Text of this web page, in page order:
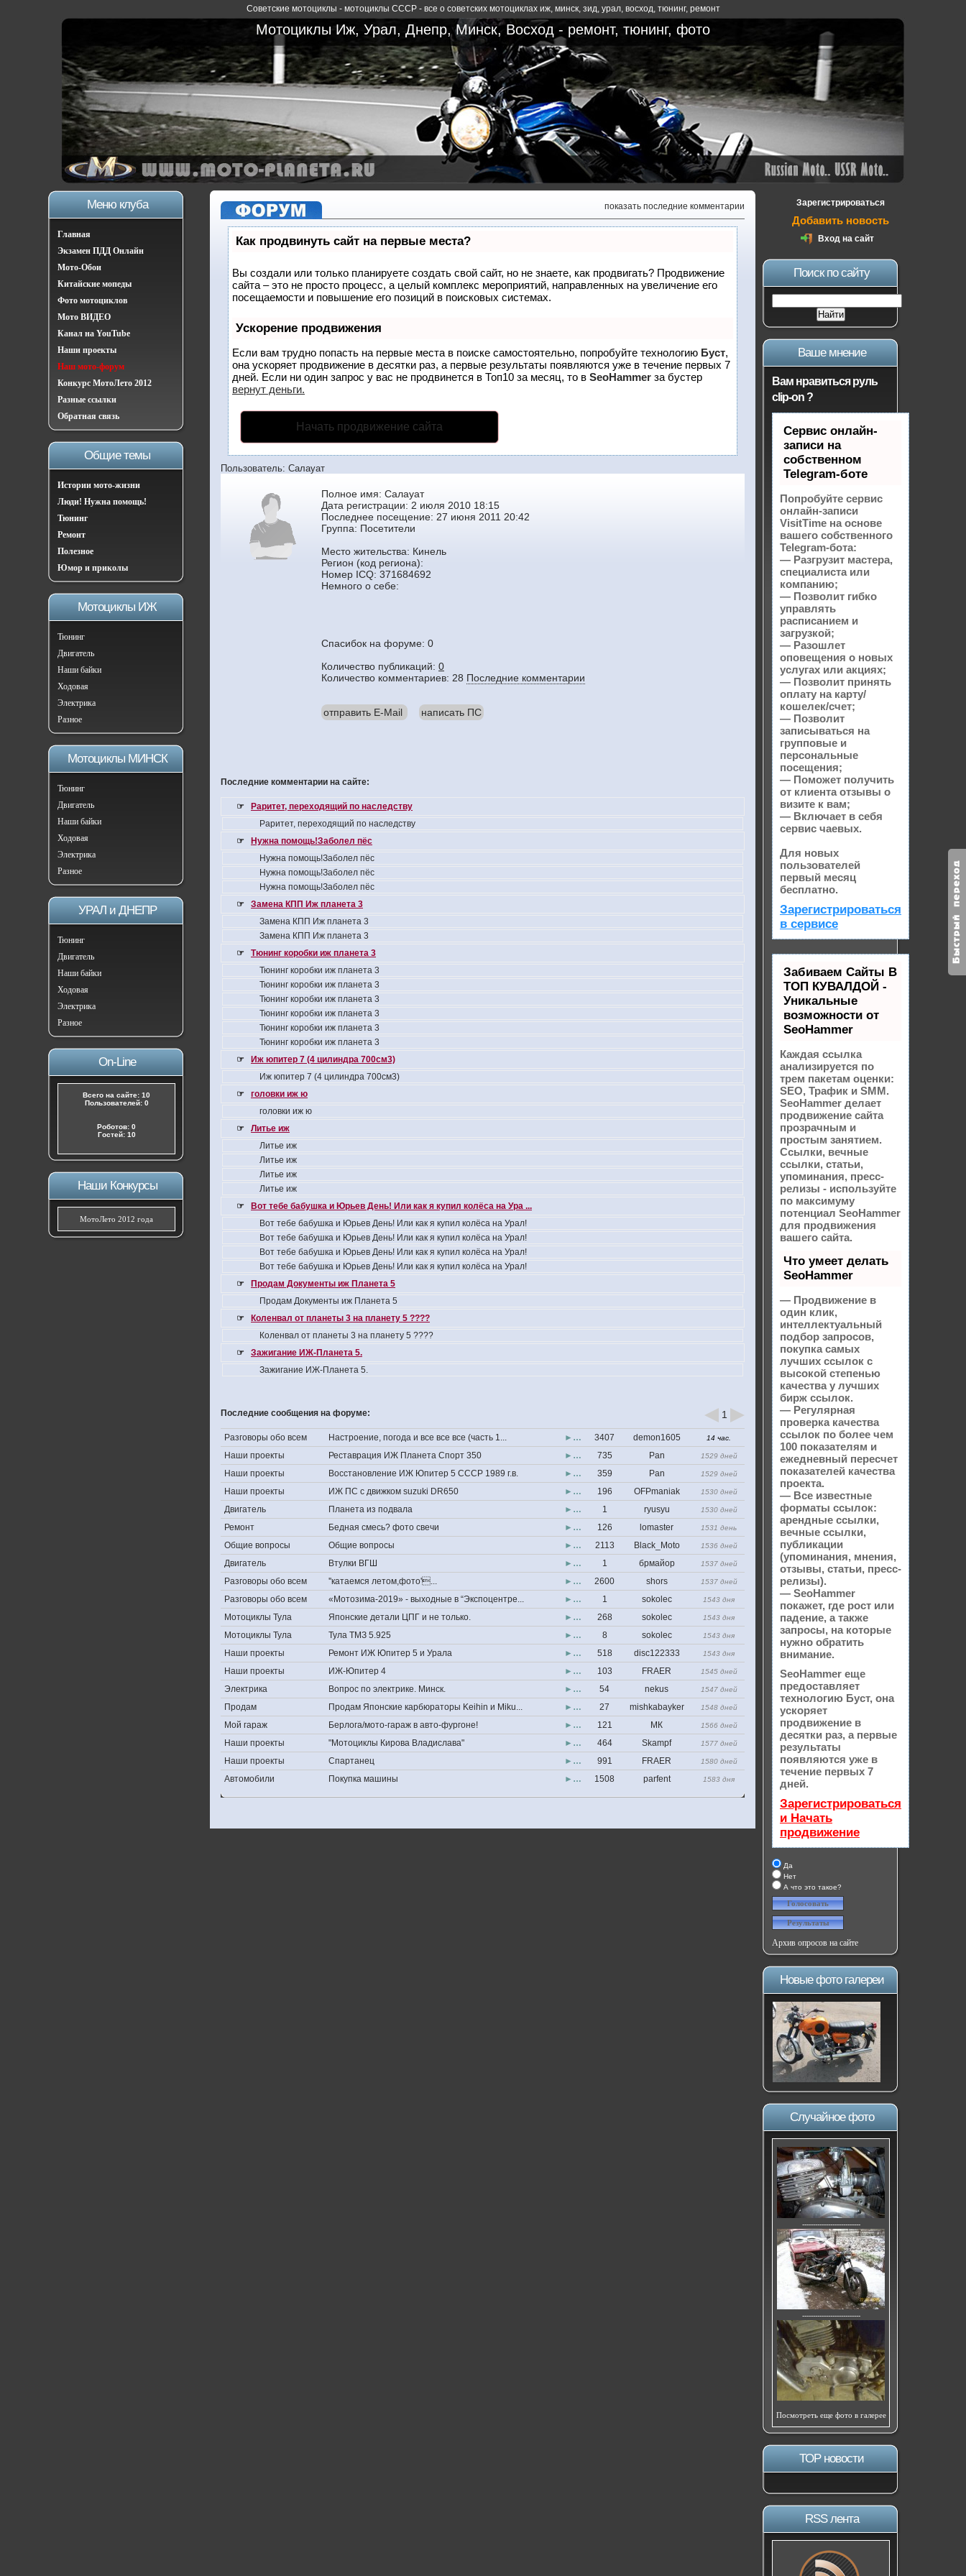
Советские мотоциклы - мотоциклы СССР - все о советских мотоциклах иж, минск, зид, урал, восход,тюнинг,ремонт
Мотоциклы Иж, Урал, Днепр, Минск, Восход - ремонт, тюнинг, фото
Меню клуба
Главная
Экзамен ПДД Онлайн
Мото-Обои
Китайские мопеды
Фото мотоциклов
Мото ВИДЕО
Канал на YouTube
Наши проекты
Наш мото-форум
Конкурс МотоЛето 2012
Разные ссылки
Обратная связь
Общие темы
Истории мото-жизни
Люди! Нужна помощь!
Тюнинг
Ремонт
Полезное
Юмор и приколы
Мотоциклы ИЖ
Тюнинг
Двигатель
Наши байки
Ходовая
Электрика
Разное
Мотоциклы МИНСК
Тюнинг
Двигатель
Наши байки
Ходовая
Электрика
Разное
УРАЛ и ДНЕПР
Тюнинг
Двигатель
Наши байки
Ходовая
Электрика
Разное
On-Line
Всего на сайте: 10
Пользователей: 0
Роботов: 0
Гостей: 10
Наши Конкурсы
МотоЛето 2012 года
показать последние комментарии
Как продвинуть сайт на первые места?
Вы создали или только планируете создать свой сайт, но не знаете, как продвигать? Продвижение
сайта – это не просто процесс, а целый комплекс мероприятий, направленных на увеличение его
посещаемости и повышение его позиций в поисковых системах.
Ускорение продвижения
Если вам трудно попасть на первые места в поиске самостоятельно, попробуйте технологию Буст,
она ускоряет продвижение в десятки раз, а первые результаты появляются уже в течение первых 7
дней. Если ни один запрос у вас не продвинется в Топ10 за месяц, то в SeoHammer за бустер
вернут деньги.
Начать продвижение сайта
Пользователь: Салауат
Полное имя: Салауат
Дата регистрации: 2 июля 2010 18:15
Последнее посещение: 27 июня 2011 20:42
Группа: Посетители
Место жительства: Кинель
Регион (код региона):
Номер ICQ: 371684692
Немного о себе:
Спасибок на форуме: 0
Количество публикаций: 0
Количество комментариев: 28 Последние комментарии
отправить E-Mail написать ПС
Последние комментарии на сайте:
☞
Раритет, переходящий по наследству
Раритет, переходящий по наследству
☞
Нужна помощь!Заболел пёс
Нужна помощь!Заболел пёс
Нужна помощь!Заболел пёс
Нужна помощь!Заболел пёс
☞
Замена КПП Иж планета 3
Замена КПП Иж планета 3
Замена КПП Иж планета 3
☞
Тюнинг коробки иж планета 3
Тюнинг коробки иж планета 3
Тюнинг коробки иж планета 3
Тюнинг коробки иж планета 3
Тюнинг коробки иж планета 3
Тюнинг коробки иж планета 3
Тюнинг коробки иж планета 3
☞
Иж юпитер 7 (4 цилиндра 700см3)
Иж юпитер 7 (4 цилиндра 700см3)
☞
головки иж ю
головки иж ю
☞
Литье иж
Литье иж
Литье иж
Литье иж
Литье иж
☞
Вот тебе бабушка и Юрьев День! Или как я купил колёса на Ура ...
Вот тебе бабушка и Юрьев День! Или как я купил колёса на Урал!
Вот тебе бабушка и Юрьев День! Или как я купил колёса на Урал!
Вот тебе бабушка и Юрьев День! Или как я купил колёса на Урал!
Вот тебе бабушка и Юрьев День! Или как я купил колёса на Урал!
☞
Продам Документы иж Планета 5
Продам Документы иж Планета 5
☞
Коленвал от планеты 3 на планету 5 ????
Коленвал от планеты 3 на планету 5 ????
☞
Зажигание ИЖ-Планета 5.
Зажигание ИЖ-Планета 5.
Последние сообщения на форуме: 1
Разговоры обо всем Настроение, погода и все все все (часть 1... ►… 3407 demon1605 14 час.
Наши проекты Реставрация ИЖ Планета Спорт 350 ►… 735 Pan 1529 дней
Наши проекты Восстановление ИЖ Юпитер 5 СССР 1989 г.в. ►… 359 Pan 1529 дней
Наши проекты ИЖ ПС с движком suzuki DR650 ►… 196 OFPmaniak 1530 дней
Двигатель Планета из подвала ►… 1 ryusyu 1530 дней
Ремонт Бедная смесь? фото свечи ►… 126 lomaster 1531 день
Общие вопросы Общие вопросы ►… 2113 Black_Moto 1536 дней
Двигатель Втулки ВГШ ►… 1 брмайор 1537 дней
Разговоры обо всем ''катаемся летом,фото'... ►… 2600 shors 1537 дней
Разговоры обо всем «Мотозима-2019» - выходные в “Экспоцентре... ►… 1 sokolec 1543 дня
Мотоциклы Тула Японские детали ЦПГ и не только. ►… 268 sokolec 1543 дня
Мотоциклы Тула Тула ТМЗ 5.925 ►… 8 sokolec 1543 дня
Наши проекты Ремонт ИЖ Юпитер 5 и Урала ►… 518 disc122333 1543 дня
Наши проекты ИЖ-Юпитер 4 ►… 103 FRAER 1545 дней
Электрика Вопрос по электрике. Минск. ►… 54 nekus 1547 дней
Продам Продам Японские карбюраторы Keihin и Miku... ►… 27 mishkabayker 1548 дней
Мой гараж Берлога/мото-гараж в авто-фургоне! ►… 121 МК 1566 дней
Наши проекты "Мотоциклы Кирова Владислава" ►… 464 Skampf 1577 дней
Наши проекты Спартанец ►… 991 FRAER 1580 дней
Автомобили Покупка машины ►… 1508 parfent 1583 дня
Зарегистрироваться
Добавить новость
Вход на сайт
Поиск по сайту
Ваше мнение
Вам нравиться руль
clip-on ?
Сервис онлайн-
записи на
собственном
Telegram-боте
Попробуйте сервис
онлайн-записи
VisitTime на основе
вашего собственного
Telegram-бота:
— Разгрузит мастера,
специалиста или
компанию;
— Позволит гибко
управлять
расписанием и
загрузкой;
— Разошлет
оповещения о новых
услугах или акциях;
— Позволит принять
оплату на карту/
кошелек/счет;
— Позволит
записываться на
групповые и
персональные
посещения;
— Поможет получить
от клиента отзывы о
визите к вам;
— Включает в себя
сервис чаевых.
Для новых
пользователей
первый месяц
бесплатно.
Зарегистрироваться
в сервисе
Забиваем Сайты В
ТОП КУВАЛДОЙ -
Уникальные
возможности от
SeoHammer
Каждая ссылка
анализируется по
трем пакетам оценки:
SEO, Трафик и SMM.
SeoHammer делает
продвижение сайта
прозрачным и
простым занятием.
Ссылки, вечные
ссылки, статьи,
упоминания, пресс-
релизы - используйте
по максимуму
потенциал SeoHammer
для продвижения
вашего сайта.
Что умеет делать
SeoHammer
— Продвижение в
один клик,
интеллектуальный
подбор запросов,
покупка самых
лучших ссылок с
высокой степенью
качества у лучших
бирж ссылок.
— Регулярная
проверка качества
ссылок по более чем
100 показателям и
ежедневный пересчет
показателей качества
проекта.
— Все известные
форматы ссылок:
арендные ссылки,
вечные ссылки,
публикации
(упоминания, мнения,
отзывы, статьи, пресс-
релизы).
— SeoHammer
покажет, где рост или
падение, а также
запросы, на которые
нужно обратить
внимание.
SeoHammer еще
предоставляет
технологию Буст, она
ускоряет
продвижение в
десятки раз, а первые
результаты
появляются уже в
течение первых 7
дней.
Зарегистрироваться
и Начать
продвижение
Да
Нет
А что это такое?
Архив опросов на сайте
Новые фото галереи
Случайное фото
---------------------------
---------------------------
Посмотреть еще фото в галерее
ТОР новости
RSS лента